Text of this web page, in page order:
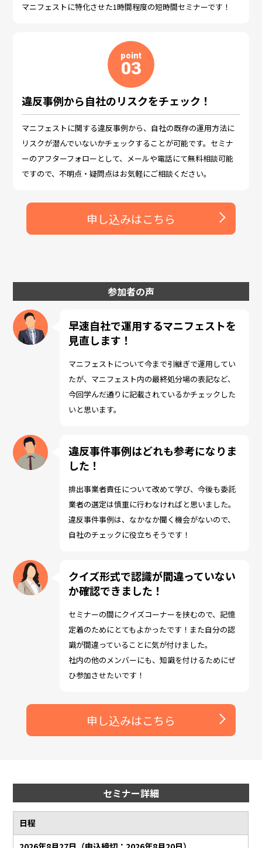
マニフェストに特化させた1時間程度の短時間セミナーです！
point
03
違反事例から自社のリスクをチェック！
マニフェストに関する違反事例から、自社の既存の運用方法に
リスクが潜んでいないかチェックすることが可能です。セミナ
ーのアフターフォローとして、メールや電話にて無料相談可能
ですので、不明点・疑問点はお気軽にご相談ください。
申し込みはこちら
参加者の声
早速自社で運用するマニフェストを
見直します！
マニフェストについて今まで引継ぎで運用してい
たが、マニフェスト内の最終処分場の表記など、
今回学んだ通りに記載されているかチェックした
いと思います。
違反事件事例はどれも参考になりま
した！
排出事業者責任について改めて学び、今後も委託
業者の選定は慎重に行わなければと思いました。
違反事件事例は、なかなか聞く機会がないので、
自社のチェックに役立ちそうです！
クイズ形式で認識が間違っていない
か確認できました！
セミナーの間にクイズコーナーを挟むので、記憶
定着のためにとてもよかったです！また自分の認
識が間違っていることに気が付けました。
社内の他のメンバーにも、知識を付けるためにぜ
ひ参加させたいです！
申し込みはこちら
セミナー詳細
日程